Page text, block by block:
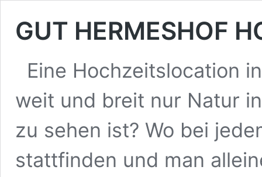
GUT HERMESHOF
Eine Hochzeitslocation
weit und breit nur Natur
zu sehen ist? Wo bei
stattfinden und man